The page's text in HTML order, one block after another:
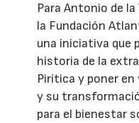
Para Antonio de
la Fundación
una iniciativa que
historia de la
Pirítica y poner
y su
para el bienestar